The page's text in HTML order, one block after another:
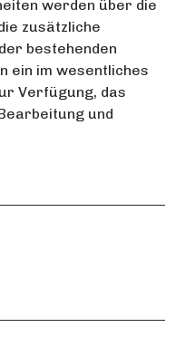
werden über die
zusätzliche
bestehenden
ein im wesentliches
Verfügung, das
und